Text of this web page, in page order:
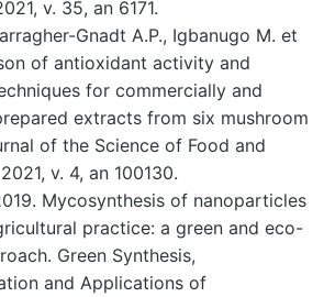
v. 35, an 6171.
Gnadt A.P., Igbanugo M. et
of antioxidant activity and
for commercially and
extracts from six mushroom
of the Science of Food and
v. 4, an 100130.
Mycosynthesis of nanoparticles
practice: a green and eco-
Green Synthesis,
and Applications of